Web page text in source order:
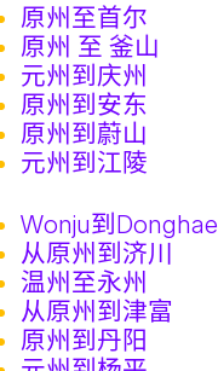
原州至首尔
原州 至 釜山
元州到庆州
原州到安东
原州到蔚山
元州到江陵
Wonju到Donghae
从原州到济川
温州至永州
从原州到津富
原州到丹阳